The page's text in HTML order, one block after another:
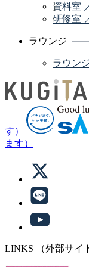
資料室
研修室
ラウンジ
ラウン
す）
ます）
LINKS （外部サイ